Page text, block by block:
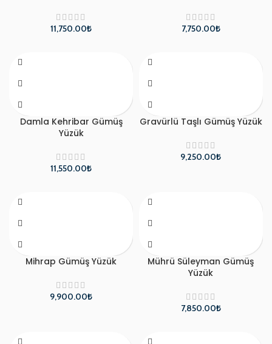
₺ ₺
Damla Kehribar Gümüş
Yüzük
₺
Gravürlü Taşlı Gümüş Yüzük
₺
Mihrap Gümüş Yüzük
₺
Mührü Süleyman Gümüş
Yüzük
₺